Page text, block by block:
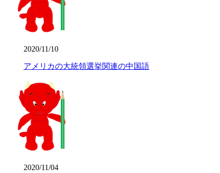
2020/11/10
アメリカの大統領選挙関連の中国語
2020/11/04